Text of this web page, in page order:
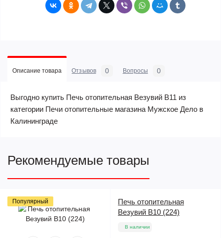
Описание товара Отзывов 0 Вопросы 0
Выгодно купить Печь отопительная Везувий В11 из
категории Печи отопительные магазина Мужское Дело в
Калининграде
Рекомендуемые товары
Популярный
Печь отопительная
Везувий В10 (224)
В наличии